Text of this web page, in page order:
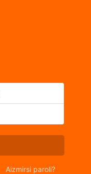
Aizmirsi paroli?